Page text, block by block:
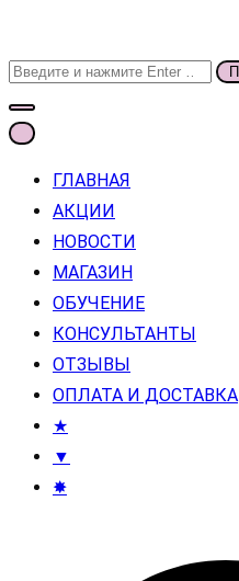
Поиск
для:
ГЛАВНАЯ
АКЦИИ
НОВОСТИ
МАГАЗИН
ОБУЧЕНИЕ
КОНСУЛЬТАНТЫ
ОТЗЫВЫ
ОПЛАТА И ДОСТАВКА
★
▼
✸